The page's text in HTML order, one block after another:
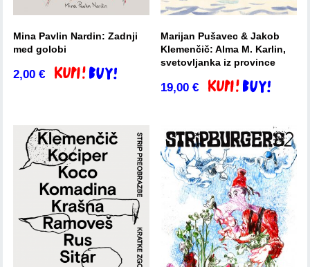
Mina Pavlin Nardin: Zadnji
med golobi
2,00€ Dodaj v košarico
Marijan Pušavec & Jakob
Klemenčič: Alma M. Karlin,
svetovljanka iz province
19,00€ Dodaj v košarico